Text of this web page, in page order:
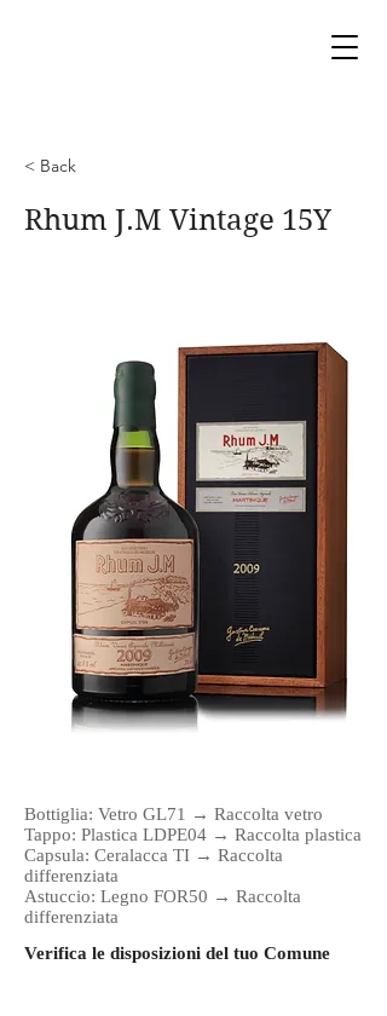
< Back
Rhum J.M Vintage 15Y
Bottiglia: Vetro GL71 → Raccolta vetro
Tappo: Plastica LDPE04 → Raccolta plastica
Capsula: Ceralacca TI → Raccolta
differenziata
Astuccio: Legno FOR50 → Raccolta
differenziata
Verifica le disposizioni del tuo Comune